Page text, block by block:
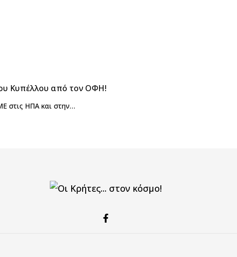
Κυπέλλου από τον ΟΦΗ!
στις ΗΠΑ και στην…